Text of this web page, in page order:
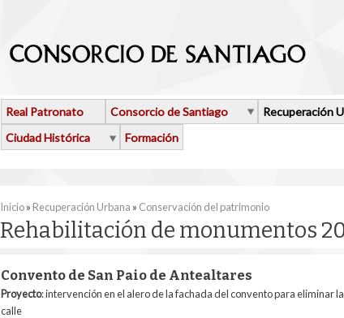
Real Patronato Consorcio de Santiago Recuperación
Ciudad Histórica
Formación
Se encuentra usted aquí
Inicio» Recuperación Urbana » Conservación del patrimonio
Rehabilitación de monumentos
Convento de San Paio de Antealtares
Proyecto: intervención en el alero de la fachada del convento para eliminar
calle